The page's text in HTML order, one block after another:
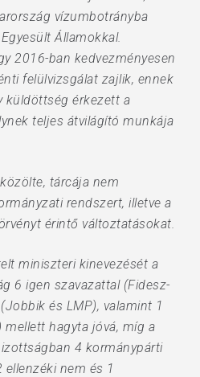
vízumbotrányba
Államokkal.
2016-ban kedvezményesen
felülvizsgálat zajlik, ennek
küldöttség érkezett a
teljes átvilágító munkája
tárcája nem
rendszert, illetve a
érintő változtatásokat.
miniszteri kinevezését a
6 igen szavazattal (Fidesz-
és LMP), valamint 1
mellett hagyta jóvá, míg a
4 kormánypárti
nem és 1